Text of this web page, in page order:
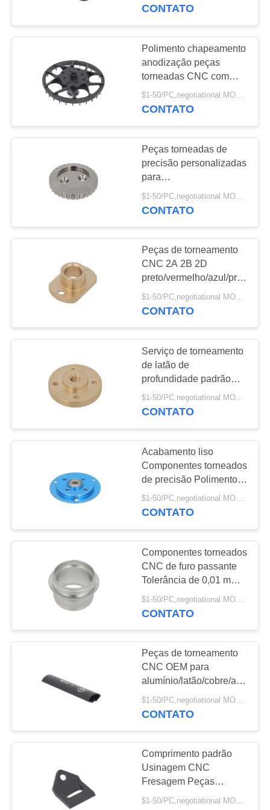
FÁBRICA
CONTROLE
QUALIDADE
CONTACTE-
SOLICITE UM
PRIVACY
fazer à máquina de
alumínio do cnc
223
Peças giradas CNC
Placa refrigerando
de água
Dissipador de calor
raspando
42
Dissipador de calor
32
Dissipador de calor
da extrusão
147
personalizadas de
CONTATO
Polimento chapeamento
anodização peças
torneadas CNC com
profundidade de
perfuração
$1-50/PC,negotiational MOQ:1PC
CONTATO
Peças torneadas de
precisão personalizadas
para
alumínio/latão/cobre/aço
inoxidável
CONTATO
Peças de torneamento
CNC 2A 2B 2D
preto/vermelho/azul/
personalizado
$1-50/PC,negotiational MOQ:1PC
CONTATO
Serviço de torneamento
de latão de
profundidade padrão
para peças torneadas
CNC de precisão
$1-50/PC,negotiational MOQ:1PC
CONTATO
Acabamento liso
Componentes torneados
de precisão Polimento /
Revestimento /
Anodização
$1-50/PC,negotiational MOQ:1PC
CONTATO
Componentes torneados
CNC de furo passante
Tolerância de 0,01 mm
Acabamento liso
CONTATO
Peças de torneamento
CNC OEM para
alumínio/latão/cobre/aço
inoxidável/POM
$1-50/PC,negotiational MOQ:1PC
CONTATO
Comprimento padrão
Usinagem CNC
Fresagem Peças
torneadas Anodizado/
$1-50/PC,negotiational MOQ:1PC